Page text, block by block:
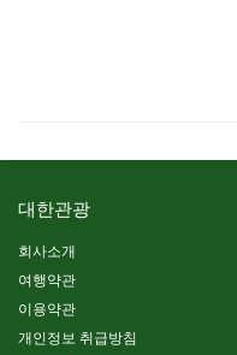
대한관광
회사소개
여행약관
이용약관
개인정보 취급방침